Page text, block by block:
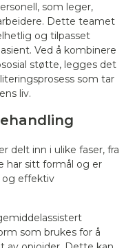
som leger,
Dette teamet
og tilpasset
Ved å kombinere
støtte, legges det
som tar
liv.
delt inn i ulike faser, fra
har sitt formål og er
og effektiv
som brukes for å